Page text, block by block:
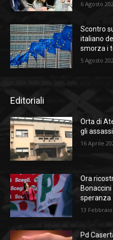
6 Agosto
Scontro
italiano
smorza i
5 Agosto
Editoriali
Orta di
gli
16 Aprile
Ora
speranza
13 Febbraio
Pd